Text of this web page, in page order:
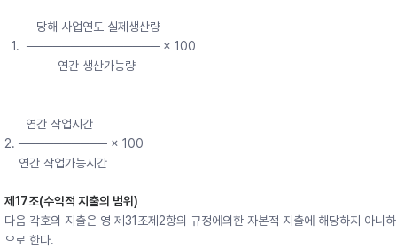
         당해 사업연도 실제생산량
  1.  ─────────────── × 100
               연간 생산가능량
      연간 작업시간
2. ────────── × 100
    연간 작업가능시간
제17조(수익적 지출의 범위)
다음 각호의 지출은 영 제31조제2항의 규정에의한 자본적 지출에 해당하지 아니
으로 한다.